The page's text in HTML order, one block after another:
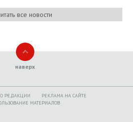
все новости
наверх
O РЕДАКЦИИ
РЕКЛАМА НА САЙТЕ
МАТЕРИАЛОВ